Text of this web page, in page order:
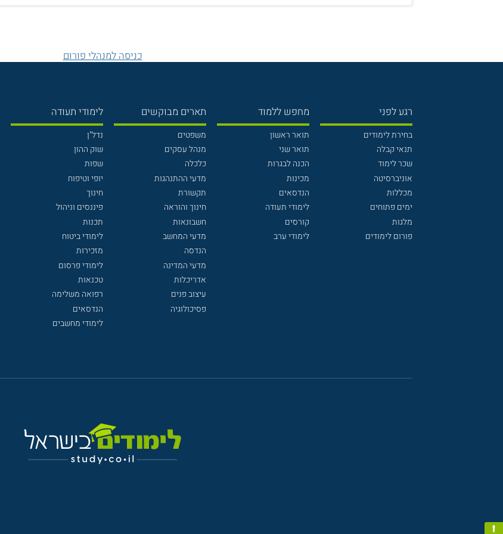
כניסה למנהלי פורום
רגע לפני
בחירת לימודים
תנאי קבלה
שכר לימוד
אוניברסיטה
מכללות
ימים פתוחים
מלגות
פורום לימודים
מחפש ללמוד
תואר ראשון
תואר שני
הכנה לבגרות
מכינות
הנדסאים
לימודי תעודה
קורסים
לימודי ערב
תארים מבוקשים
משפטים
מנהל עסקים
כלכלה
מדעי ההתנהגות
תקשורת
חינוך והוראה
חשבונאות
מדעי המחשב
הנדסה
מדעי המדינה
אדריכלות
עיצוב פנים
פסיכולוגיה
לימודי תעודה
נדל"ן
שוק ההון
שפות
יופי וטיפוח
חינוך
פיננסים וניהול
תכנות
לימודי ביטוח
מזכירות
לימודי פרסום
טכנאות
רפואה משלימה
הנדסאים
לימודי מחשבים